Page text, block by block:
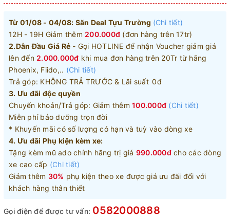
Từ 01/08 - 04/08: Săn Deal Tựu Trường (Chi tiết)
12H - 19H Giảm thêm 200.000đ (đơn hàng trên 17tr)
2.Dẫn Đầu Giá Rẻ - Gọi HOTLINE để nhận Voucher giảm giá
lên đến 2.000.000đ khi mua đơn hàng trên 20Tr từ hãng
Phoenix, Fiido,.. (Chi tiết)
Trả góp: KHÔNG TRẢ TRƯỚC & Lãi suất 0đ
3. Ưu đãi độc quyền
Chuyển khoản/Trả góp: Giảm thêm 100.000đ (Chi tiết)
Miễn phí bảo dưỡng trọn đời
* Khuyến mãi có số lượng có hạn và tuỳ vào dòng xe
4. Ưu đãi Phụ kiện kèm xe:
Tặng kèm mũ ado chính hãng trị giá 990.000đcho các dòng
xe cao cấp (Chi tiết)
Giảm thêm 30% phụ kiện theo xe được giá ưu đãi đối với
khách hàng thân thiết
Gọi điện để được tư vấn: 0582000888